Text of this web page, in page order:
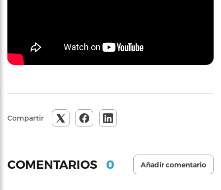
Compartir
COMENTARIOS 0 Añadir comentario